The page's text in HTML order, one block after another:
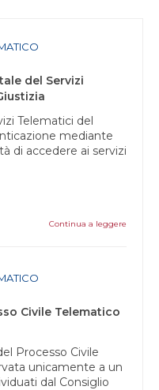
del Servizi
Telematici del
mediante
di accedere ai servizi
Continua a leggere
Civile Telematico
Processo Civile
unicamente a un
dal Consiglio